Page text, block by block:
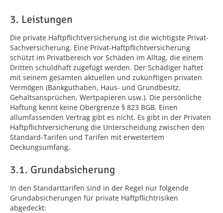
3. Leistungen
Die private Haftpflichtversicherung ist die wichtigste Privat-
Sachversicherung. Eine Privat-Haftpflichtversicherung
schützt im Privatbe­reich vor Schäden im Alltag, die einem
Dritten schuldhaft zugefügt werden. Der Schädiger haftet
mit seinem gesamten aktuellen und zukünftigen privaten
Vermögen (Bankguthaben, Haus- und Grundbesitz,
Gehaltsansprüchen, Wertpapieren usw.). Die persönliche
Haftung kennt keine Obergrenze § 823 BGB. Einen
allumfassenden Vertrag gibt es nicht. Es gibt in der Privaten
Haftpflichtversicherung die Unterscheidung zwischen den
Standard-Tarifen und Tarifen mit erweitertem
Deckungsumfang.
3.1. Grundabsicherung
In den Standarttarifen sind in der Regel nur folgende
Grundabsicherungen für private Haftpflichtrisiken
abgedeckt: